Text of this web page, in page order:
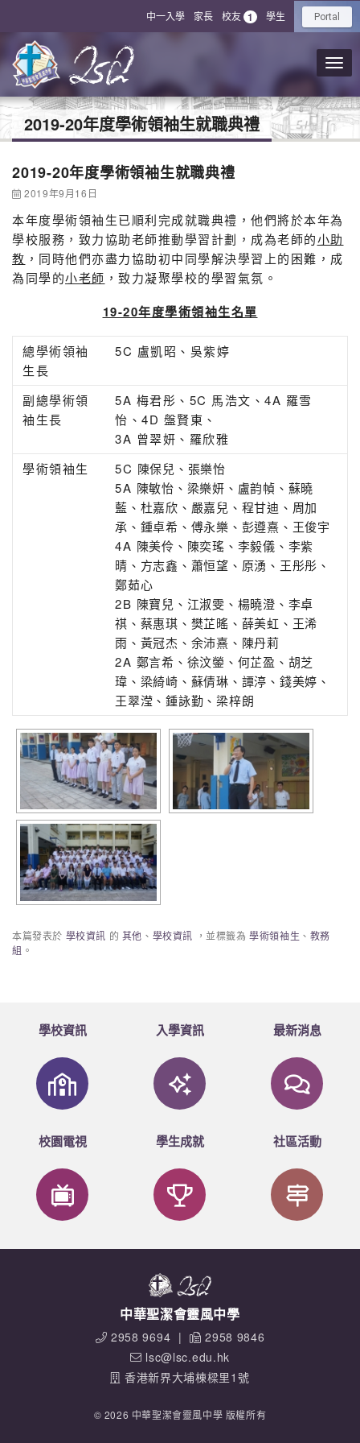
中一入學 家長 校友 1 學生 Portal
2019-20年度學術領袖生就職典禮
2019-20年度學術領袖生就職典禮
2019年9月16日
本年度學術領袖生已順利完成就職典禮，他們將於本年為
學校服務，致力協助老師推動學習計劃，成為老師的小助
教 ，同時他們亦盡力協助初中同學解決學習上的困難，成
為同學的小老師 ，致力凝聚學校的學習氣氛。
19-20年度學術領袖生名單
總學術領袖
生長
5C 盧凱昭、吳紫婷
副總學術領
袖生長
5A 梅君彤、5C 馬浩文、4A 羅雪
怡、4D 盤賢東、
3A 曾翠妍、羅欣雅
學術領袖生
5C 陳保兒、 張樂怡
5A 陳敏怡、 梁樂妍、 盧韵幀、 蘇曉
藍、 杜嘉欣、 嚴嘉兒、 程甘迪、 周加
承、 鍾卓希 、 傅永樂、 彭遵熹、 王俊宇
4A 陳美伶、 陳奕瑤、 李毅儀、 李紫
晴、 方志鑫、 蕭恒望、 原湧、 王彤彤、
鄭茹心
2B 陳寶兒、 江淑雯、 楊曉澄、 李卓
祺、 蔡惠琪、 樊芷暚、 薛美虹、 王浠
雨、 黃冠杰、 余沛熹、 陳丹莉
2A 鄭言希、 徐汶鎣、 何芷盈、 胡芝
瑋、 梁綺崎、 蘇倩琳、 譚渟、 錢美婷、
王翠滢、 鍾詠勤、 梁梓朗
本篇發表於 學校資訊 的 其他 、 學校資訊 ，並標籤為學術領袖生 、 教務
組 。
學校資訊 入學資訊 最新消息
校園電視 學生成就 社區活動
中華聖潔會靈風中學
2958 9694 |
2958 9846
lsc@lsc.edu.hk
香港新界大埔棟樑里1號
© 2026 中華聖潔會靈風中學 版權所有